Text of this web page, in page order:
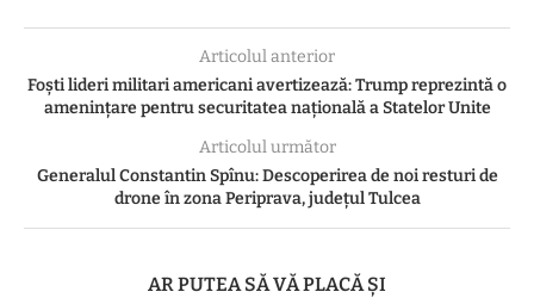
Articolul anterior
Foști lideri militari americani avertizează: Trump reprezintă o
amenințare pentru securitatea națională a Statelor Unite
Articolul următor
Generalul Constantin Spînu: Descoperirea de noi resturi de
drone în zona Periprava, județul Tulcea
AR PUTEA SĂ VĂ PLACĂ ȘI